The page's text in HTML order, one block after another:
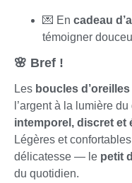
💌 En cadeau
témoigner
🌸 Bref !
Les boucles
l’argent à la lumière
intemporel, discret et
Légères et
délicatesse — le petit
du quotidien.